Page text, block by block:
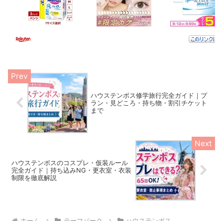
ハウステンボス修学旅行完全ガイド｜プ
ラン・見どころ・持ち物・割引チケット
まで
ハウステンボスのコスプレ・仮装ルール
完全ガイド｜持ち込みNG・更衣室・衣装
制限を徹底解説